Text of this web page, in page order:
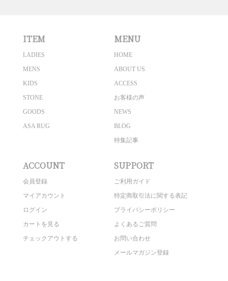
ITEM
LADIES
MENS
KIDS
STONE
GOODS
ASA RUG
MENU
HOME
ABOUT US
ACCESS
お客様の声
NEWS
BLOG
特集記事
ACCOUNT
会員登録
マイアカウント
ログイン
カートを見る
チェックアウトする
SUPPORT
ご利用ガイド
特定商取引法に関する表記
プライバシーポリシー
よくあるご質問
お問い合わせ
メールマガジン登録